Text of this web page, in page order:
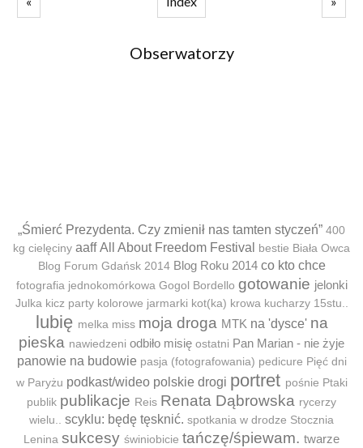
Obserwatorzy
„Śmierć Prezydenta. Czy zmienił nas tamten styczeń” 400
kg cielęciny aaff All About Freedom Festival bestie Biała Owca
Blog Forum Gdańsk 2014 Blog Roku 2014 co kto chce
fotografia jednokomórkowa Gogol Bordello gotowanie jelonki
Julka kicz party kolorowe jarmarki kot(ka) krowa kucharzy 15stu..
lubię melka miss moja droga MTK na 'dysce' na
pieska nawiedzeni odbiło misię ostatni Pan Marian - nie żyje
panowie na budowie pasja (fotografowania) pedicure Pięć dni
w Paryżu podkast/wideo polskie drogi portret pośnie Ptaki
publik publikacje Reis Renata Dąbrowska rycerzy
wielu.. scyklu: będę tęsknić. spotkania w drodze Stocznia
Lenina sukcesy świniobicie tańczę/śpiewam. twarze